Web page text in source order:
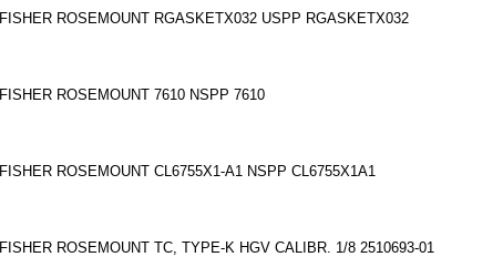
FISHER ROSEMOUNT RGASKETX032 USPP RGASKETX032
FISHER ROSEMOUNT 7610 NSPP 7610
FISHER ROSEMOUNT CL6755X1-A1 NSPP CL6755X1A1
FISHER ROSEMOUNT TC, TYPE-K HGV CALIBR. 1/8 2510693-01